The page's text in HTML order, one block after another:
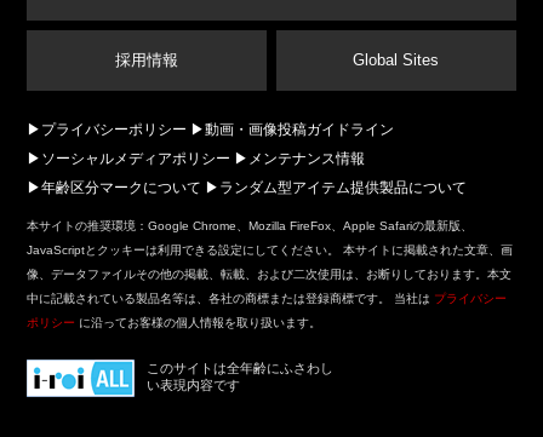
登録完了時の自動配信メール内に記載が
ございます。
登録したメールアドレス
「my GAMECITY」に登録いただいたニッ
クネーム
「my GAMECITYアカウント」を登録した
年月日
お客様の「my GAMECITY ID」
採用情報 Global Sites
プライバシーポリシー
動画・画像投稿ガイドライン
ソーシャルメディアポリシー
メンテナンス情報
年齢区分マークについて
ランダム型アイテム提供製品について
本サイトの推奨環境：Google Chrome、Mozilla FireFox、Apple Safariの最新版、
JavaScriptとクッキーは利用できる設定にしてください。 本サイトに掲載された文章、画
像、データファイルその他の掲載、転載、および二次使用は、お断りしております。本文
中に記載されている製品名等は、各社の商標または登録商標です。 当社は プライバシー
ポリシー に沿ってお客様の個人情報を取り扱います。
このサイトは全年齢にふさわし
い表現内容です